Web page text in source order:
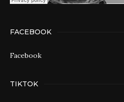
FACEBOOK
Facebook
TIKTOK